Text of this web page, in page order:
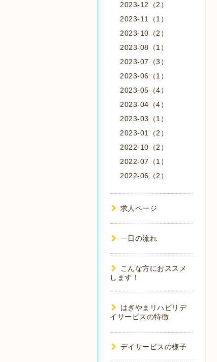
2023-12（2）
2023-11（1）
2023-10（2）
2023-08（1）
2023-07（3）
2023-06（1）
2023-05（4）
2023-04（4）
2023-03（1）
2023-01（2）
2022-10（2）
2022-07（1）
2022-06（2）
求人ページ
一日の流れ
こんな方におススメ
します！
はぎやまリハビリデ
イサービスの特徴
デイサービスの様子